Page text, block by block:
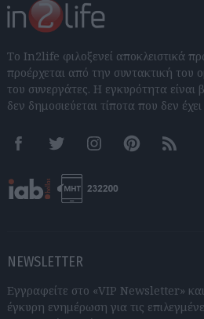
Το In2life φιλοξενεί αποκλειστικά
προέρχεται από την συντακτική του
του συνεργάτες. Η εγκυρότητα είναι
δεν δημοσιεύεται τίποτα που δεν έχει
FacebookTwitter InstagramPinterestRSS
NEWSLETTER
Εγγραφείτε στο «VIP Newsletter»
έγκυρη ενημέρωση για τις